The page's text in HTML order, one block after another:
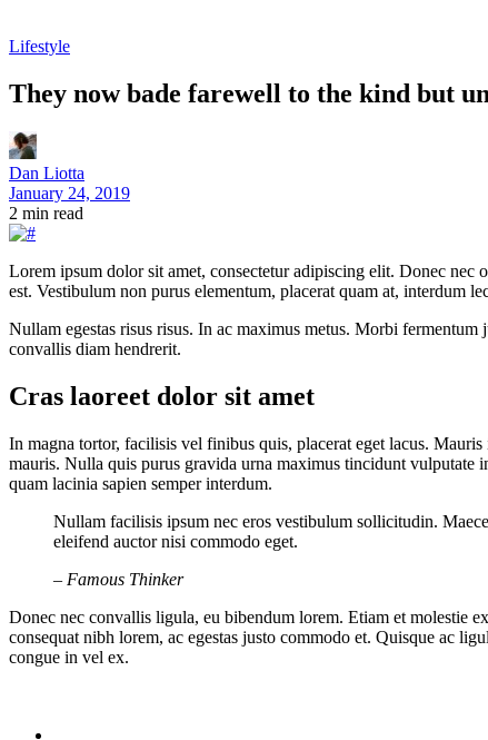
Lifestyle
They now bade farewell to the kind but
Dan Liotta
January 24, 2019
2 min read
Lorem ipsum dolor sit amet, consectetur adipiscing elit. Donec nec
est. Vestibulum non purus elementum, placerat quam at, interdum
Nullam egestas risus risus. In ac maximus metus. Morbi fermentum
convallis diam hendrerit.
Cras laoreet dolor sit amet
In magna tortor, facilisis vel finibus quis, placerat eget lacus.
mauris. Nulla quis purus gravida urna maximus tincidunt vulputate
quam lacinia sapien semper interdum.
Nullam facilisis ipsum nec eros vestibulum sollicitudin.
eleifend auctor nisi commodo eget.
– Famous Thinker
Donec nec convallis ligula, eu bibendum lorem. Etiam et molestie
consequat nibh lorem, ac egestas justo commodo et. Quisque ac
congue in vel ex.